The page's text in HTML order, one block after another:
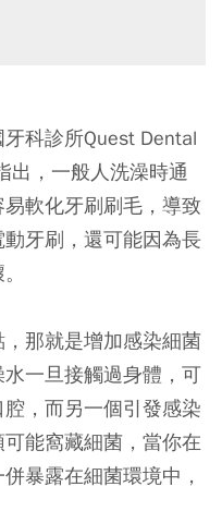
科診所Quest Dental
出，一般人洗澡時通
軟化牙刷刷毛，導致
牙刷，還可能因為長
那就是增加感染細菌
一旦接觸過身體，可
，而另一個引發感染
能窩藏細菌，當你在
暴露在細菌環境中，